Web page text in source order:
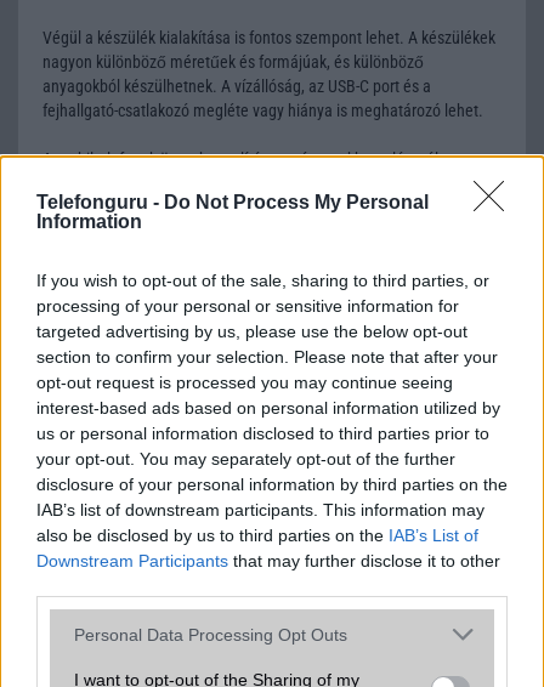
Telefonguru - Do Not Process My Personal
Information
If you wish to opt-out of the sale, sharing to third parties, or
processing of your personal or sensitive information for
targeted advertising by us, please use the below opt-out
section to confirm your selection. Please note that after your
opt-out request is processed you may continue seeing
interest-based ads based on personal information utilized by
us or personal information disclosed to third parties prior to
your opt-out. You may separately opt-out of the further
disclosure of your personal information by third parties on the
IAB’s list of downstream participants. This information may
also be disclosed by us to third parties on the IAB’s List of
Downstream Participants that may further disclose it to other
Please note that this website/app uses one or more Google
not limited to your visit or usage behaviour. You may click to
Personal Data Processing Opt Outs
I want to opt-out of the Sharing of my
Végül a készülék kialakítása is fontos szempont lehet. A készülékek
nagyon különböző méretűek és formájúak, és különböző
anyagokból készülhetnek. A vízállóság, az USB-C port és a
fejhallgató-csatlakozó megléte vagy hiánya is meghatározó lehet.
A mobiltelefonok összehasonlítása az ár, az akkumulátor-élettartam,
az operációs rendszer, a hardver, a kamera, az adatvédelem és a
kialakítás szempontjából döntő fontosságú lehet. Ezek a
szempontok kritikusak ahhoz, hogy megtaláljuk azokat a
elvárásainknak.
Végül azt is fontos tudni, hogy a mobiltelefonok összehasonlítása
során minden felhasználó egyéni preferenciákkal rendelkezik, így a
választásuk eltérhet. Azonban azok, akik számára fontos a nagyobb
kijelző, hosszabb üzemidő, hatékony
MOBILTELEFON MÁRKÁK
Apple
Honor
Huawei